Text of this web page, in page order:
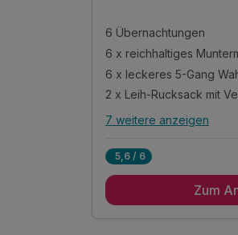
6 Übernachtungen
6 x leckeres 5-Gang
2 x Leih-Rucksack mit
Alle Inklusivleistungen
6 x reichhaltiges
(Buffet)
7 weitere anzeigen
5,6 / 6
Zum